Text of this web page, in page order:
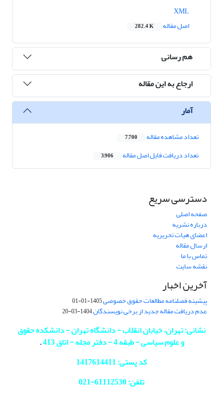
اصل مقاله
282.4 K
هم رسانی
ارجاع به این مقاله
آمار
تعداد مشاهده مقاله 7,700
تعداد دریافت فایل اصل مقاله 3,906
دسترسی سریع
صفحه اصلی
درباره نشریه
اعضای هیات تحریریه
ارسال مقاله
تماس با ما
نقشه سایت
آخرین اخبار
پیشینه فصلنامه مطالعات حقوق خصوصی1405-01-01
عدم دریافت مقاله جدید از برخی نویسندگان1404-03-20
نشانی: تهران، خیابان انقلاب - دانشگاه تهران - دانشکده حقوق
و علوم سیاسی - طبقه 4 - دفتر مجله - اتاق 413
.
کد پستی: 1417614411
تلفن: 61112530-
021